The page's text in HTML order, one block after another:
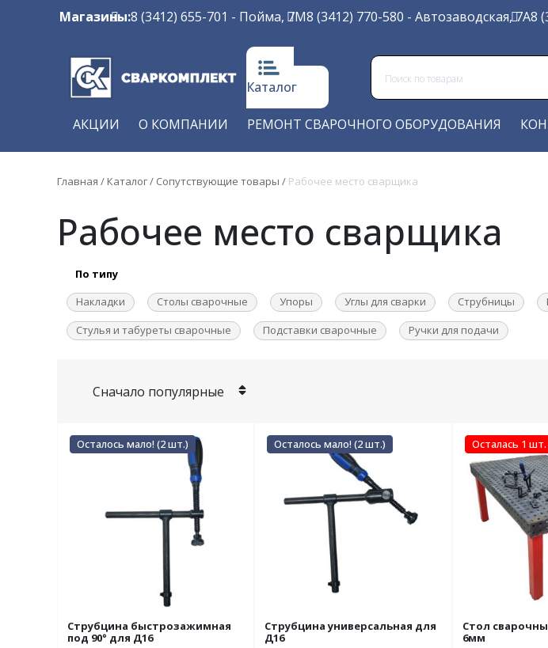
Магазины:8 (3412) 655-701 - Пойма, 7М8 (3412) 770-580 - Автозаводская, 7А8
Каталог
АКЦИИ
О КОМПАНИИ РЕМОНТ СВАРОЧНОГО ОБОРУДОВАНИЯ
Главная / Каталог/ Сопутствующие товары / Рабочее место сварщика
Рабочее место сварщика
По типу
Накладки
Столы сварочные Упоры Углы для сварки Струбницы
Стулья и табуреты сварочные
Подставки сварочные Ручки для подачи
Осталось мало! (2 шт.)
Струбцина быстрозажимная
под 90° для Д16
Осталось мало! (2 шт.)
Струбцина универсальная для
Д16
Осталась 1 шт.
Стол
6мм